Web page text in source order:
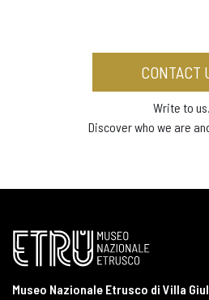
CONTACT
Write to us.
Discover who we are
Museo Nazionale Etrusco di Villa